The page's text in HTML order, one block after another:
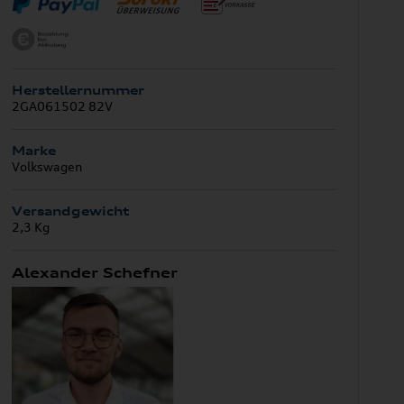
Herstellernummer
2GA061502 82V
Marke
Volkswagen
Versandgewicht
2,3 Kg
Alexander Schefner